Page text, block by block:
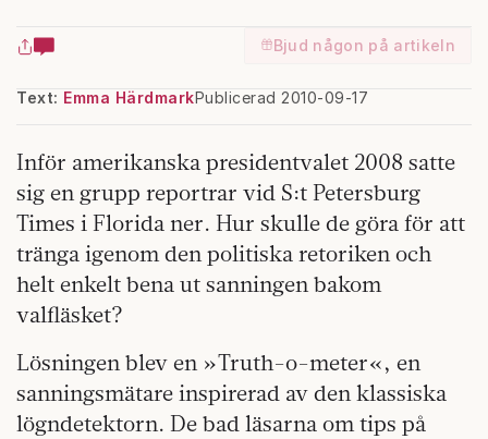
Bjud någon på artikeln
Text: Emma HärdmarkPublicerad 2010-09-17
Inför amerikanska presidentvalet 2008 satte
sig en grupp reportrar vid S:t Petersburg
Times i Florida ner. Hur skulle de göra för att
tränga igenom den politiska retoriken och
helt enkelt bena ut sanningen bakom
valfläsket?
Lösningen blev en »Truth-o-meter«, en
sanningsmätare inspirerad av den klassiska
lögndetektorn. De bad läsarna om tips på